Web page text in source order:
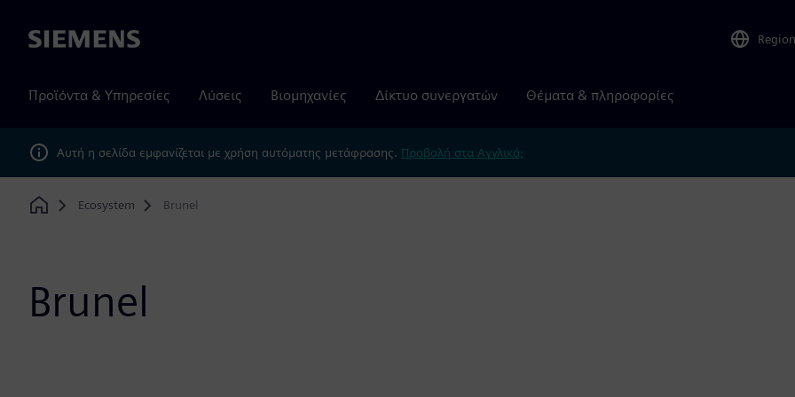
Siemens Region
Προϊόντα & Υπηρεσίες Λύσεις Βιομηχανίες Δίκτυο συνεργατών Θέματα & πληροφορίες
Αυτή η σελίδα εμφανίζεται με χρήση αυτόματης μετάφρασης. Προβολή στα Αγγλικά;
Home
Ecosystem Brunel
Brunel